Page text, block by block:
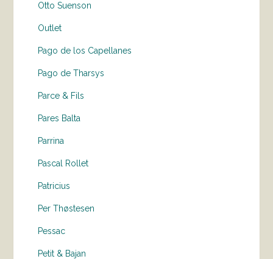
Otto Suenson
Outlet
Pago de los Capellanes
Pago de Tharsys
Parce & Fils
Pares Balta
Parrina
Pascal Rollet
Patricius
Per Thøstesen
Pessac
Petit & Bajan